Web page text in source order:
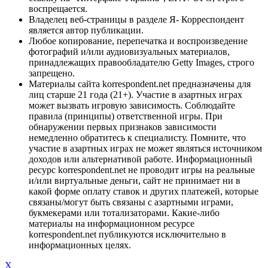
воспрещается.
Владелец веб-страницы в разделе Я- Корреспондент
является автор публикации.
Любое копирование, перепечатка и воспроизведение
фотографий и/или аудиовизуальных материалов,
принадлежащих правообладателю Getty Images, строго
запрещено.
Материалы сайта korrespondent.net предназначены для
лиц старше 21 года (21+). Участие в азартных играх
может вызвать игровую зависимость. Соблюдайте
правила (принципы) ответственной игры. При
обнаружении первых признаков зависимости
немедленно обратитесь к специалисту. Помните, что
участие в азартных играх не может являться источником
доходов или альтернативой работе. Информационный
ресурс korrespondent.net не проводит игры на реальные
и/или виртуальные деньги, сайт не принимает ни в
какой форме оплату ставок и других платежей, которые
связаны/могут быть связаны с азартными играми,
букмекерами или тотализаторами. Какие-либо
материалы на информационном ресурсе
korrespondent.net публикуются исключительно в
информационных целях.
X